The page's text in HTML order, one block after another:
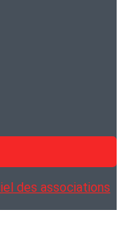
des associations